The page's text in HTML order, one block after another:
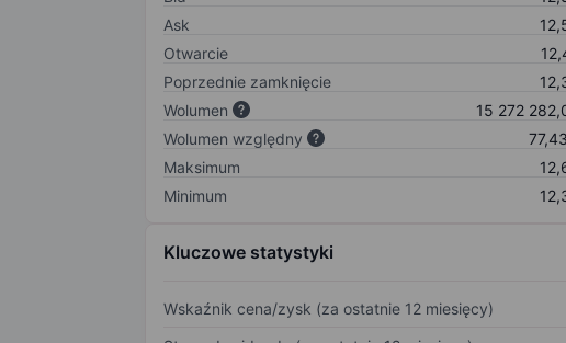
Ask
Otwarcie
Poprzednie zamknięcie
Wolumen
15 272
Wolumen względny
Maksimum
Minimum
Kluczowe statystyki
Wskaźnik cena/zysk (za ostatnie 12 miesięcy)